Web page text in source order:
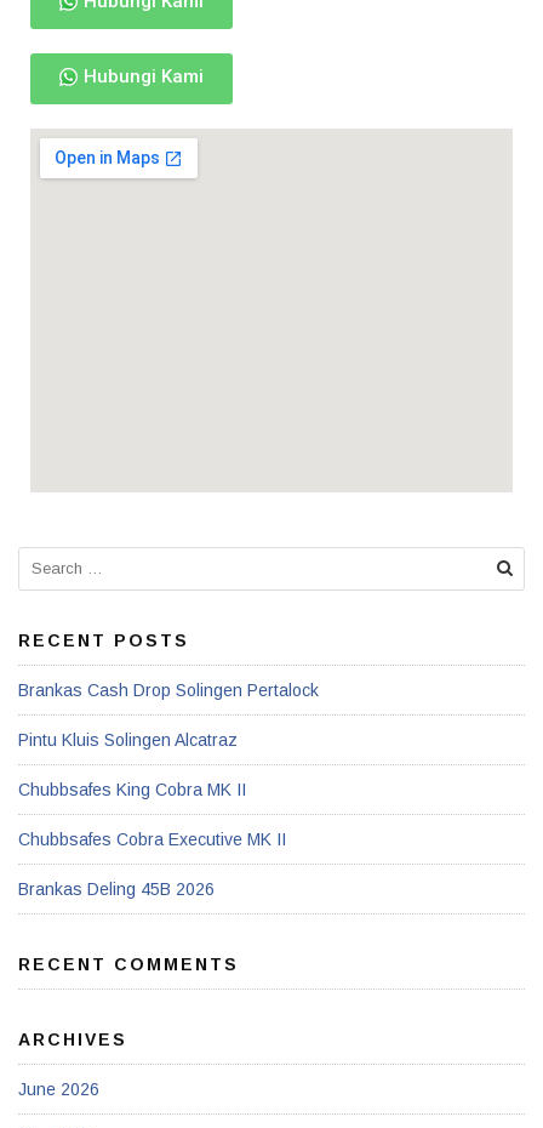
Hubungi Kami
RECENT POSTS
Brankas Cash Drop Solingen Pertalock
Pintu Kluis Solingen Alcatraz
Chubbsafes King Cobra MK II
Chubbsafes Cobra Executive MK II
Brankas Deling 45B 2026
RECENT COMMENTS
ARCHIVES
June 2026